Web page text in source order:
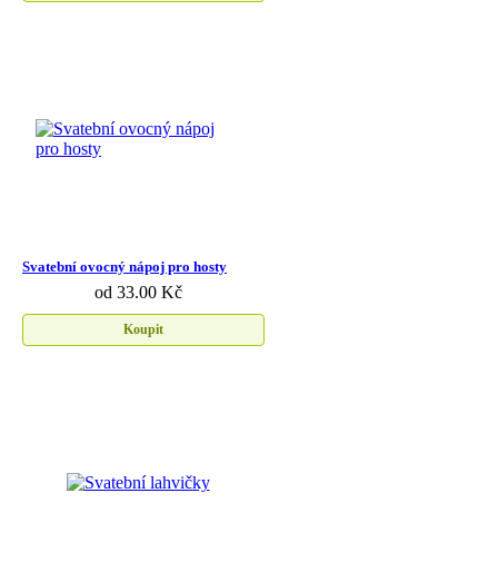
Svatební ovocný nápoj pro hosty
od 33.00 Kč
Koupit